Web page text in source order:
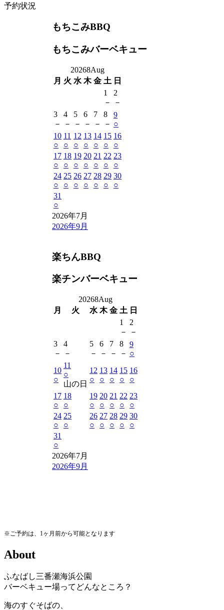
予約状況
もちこみBBQ
もちこみバーベキュー
20268Aug
月 火 水 木 金 土 日
1
－
2
－
3
－
4
－
5
－
6
－
7
－
8
－
9
○
10
○
11
○
12
○
13
○
14
○
15
○
16
○
17
○
18
○
19
○
20
○
21
○
22
○
23
○
24
○
25
○
26
○
27
○
28
○
29
○
30
○
31
○
2026年7月
2026年9月
楽ちんBBQ
楽チンバーベキュー
20268Aug
月
火 水 木 金 土 日
1
－
2
－
3
－
4
－
5
－
6
－
7
－
8
－
9
○
10
○
11
○
山の日
12
○
13
○
14
○
15
○
16
○
17
○
18
○
19
○
20
○
21
○
22
○
23
○
24
○
25
○
26
○
27
○
28
○
29
○
30
○
31
○
2026年7月
2026年9月
※ご予約は、1ヶ月前から可能となります
About
ふなばし三番瀬海浜公園
バーベキュー場ってどんなところ？
海のすぐそばの、